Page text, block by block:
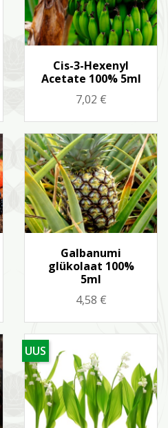
Kiirvaade
Cis-3-Hexenyl
Acetate 100% 5ml
Hind
7,02 €
 Kiirvaade
Galbanumi
glükolaat 100%
5ml
Hind
4,58 €
UUS